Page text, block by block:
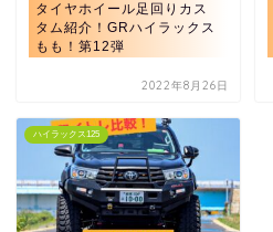
タイヤホイール足回りカス
タム紹介！GRハイラックス
もも！第12弾
2022年8月26日
ハイラックス125